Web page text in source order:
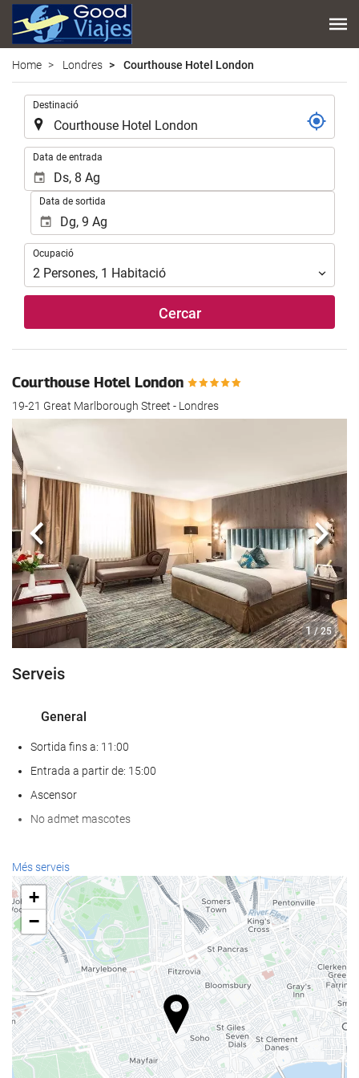
Home Londres Courthouse Hotel London
Destinació
Data de entrada
Data de sortida
Ocupació
Ocupació
2 Persones, 1 Habitació
Cercar
Courthouse Hotel London
19-21 Great Marlborough Street - Londres
1 / 25
Anterior
Serveis
General
Sortida fins a: 11:00
Entrada a partir de: 15:00
Ascensor
No admet mascotes
Menjar i beguda
Restaurant a la carta
Bar
Cafeteria a l'establiment
Benestar
Spa
Sauna
Gimnàs
Més serveis
+
−